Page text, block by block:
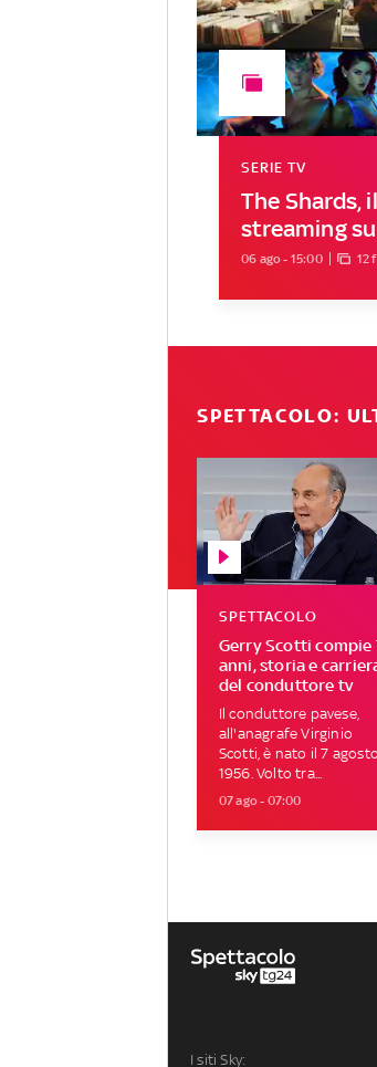
The Shards,
streaming
SERIE TV
06 ago - 15:00 12
SPETTACOLO:
Gerry Scotti compie
anni, storia e
del conduttore tv
SPETTACOLO
Il conduttore pavese,
all'anagrafe Virginio
Scotti, è nato il 7 agosto
1956. Volto tra...
07 ago - 07:00
I siti Sky: